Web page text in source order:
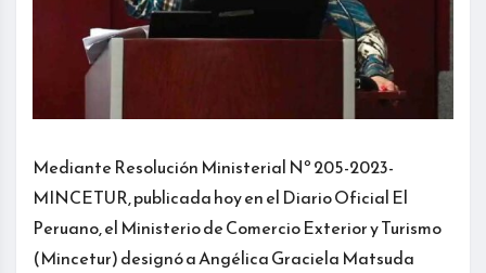
Mediante Resolución Ministerial Nº 205-2023-
MINCETUR, publicada hoy en el Diario Oficial El
Peruano, el Ministerio de Comercio Exterior y Turismo
(Mincetur) designó a Angélica Graciela Matsuda